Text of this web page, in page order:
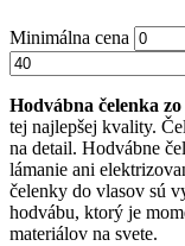
Minimálna cena
Hodvábna čelenka
tej najlepšej kvality.
na detail. Hodvábne
lámanie ani
čelenky do vlasov sú
hodvábu, ktorý je
materiálov na svete.